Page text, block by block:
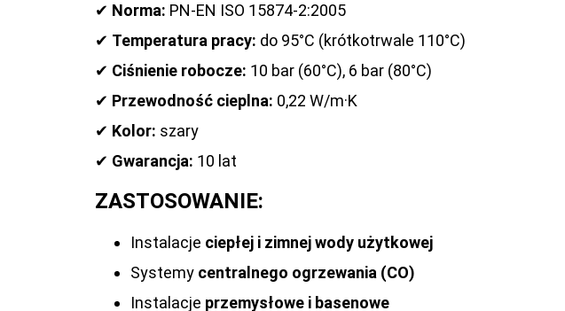
✔ Norma: PN-EN ISO 15874-2:2005
✔ Temperatura pracy: do 95°C (krótkotrwale 110°C)
✔ Ciśnienie robocze: 10 bar (60°C), 6 bar (80°C)
✔ Przewodność cieplna: 0,22 W/m·K
✔ Kolor: szary
✔ Gwarancja: 10 lat
ZASTOSOWANIE:
Instalacje ciepłej i zimnej wody użytkowej
Systemy centralnego ogrzewania (CO)
Instalacje przemysłowe i basenowe